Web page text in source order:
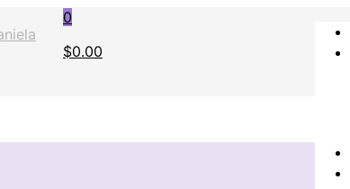
0
$0.00